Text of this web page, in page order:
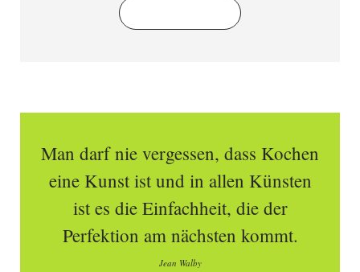
Man darf nie vergessen, dass Kochen
eine Kunst ist und in allen Künsten
ist es die Einfachheit, die der
Perfektion am nächsten kommt.
Jean Walby